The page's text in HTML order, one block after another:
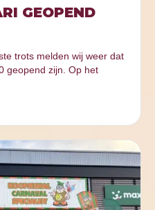
GEOPEND
trots melden wij weer dat
geopend zijn. Op het